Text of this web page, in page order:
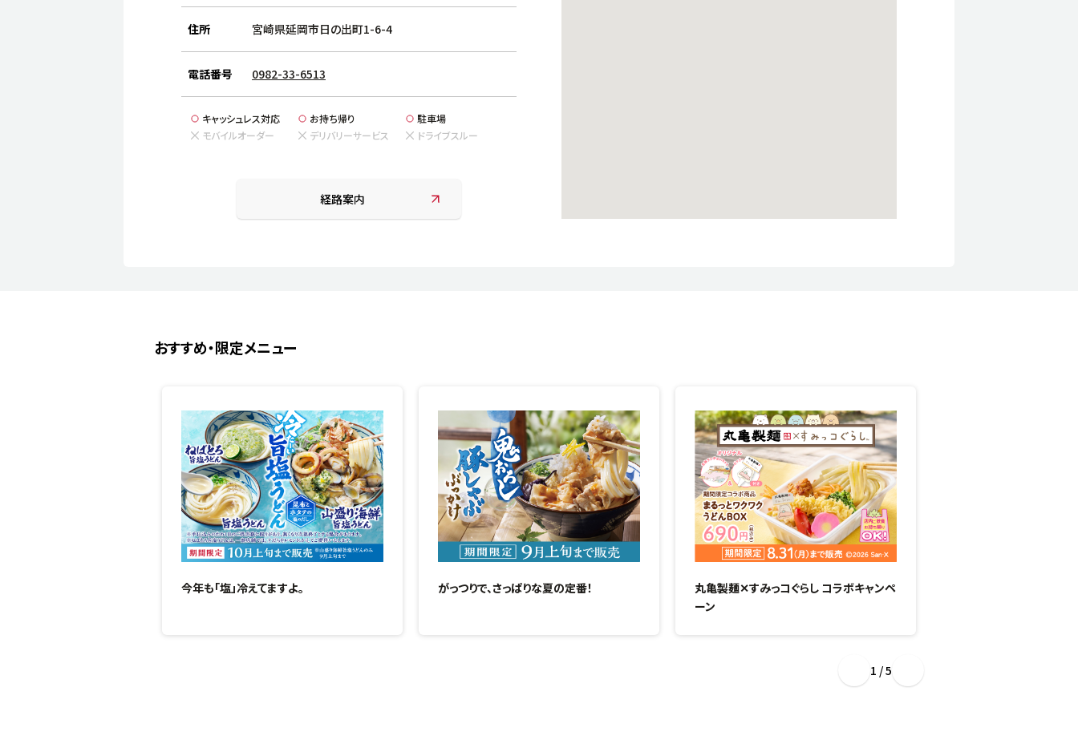
住所 宮崎県延岡市日の出町1-6-4
電話番号 0982-33-6513
キャッシュレス対応 お持ち帰り
駐車場
モバイルオーダー
デリバリーサービス ドライブスルー
経路案内
おすすめ・限定メニュー
今年も「塩」冷えてますよ。 がっつりで、さっぱりな夏の定番！
丸亀製麺✕すみっコぐらし コラボキャンペ
ーン
1 / 5